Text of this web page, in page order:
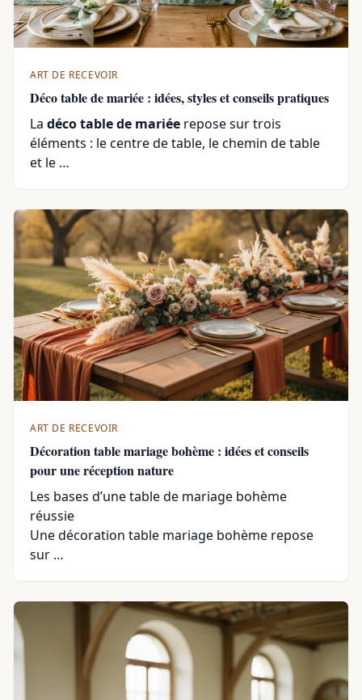
ART DE RECEVOIR
Déco table de mariée : idées, styles et conseils pratiques
La déco table de mariée repose sur trois
éléments : le centre de table, le chemin de table
et le …
ART DE RECEVOIR
Décoration table mariage bohème : idées et conseils
pour une réception nature
Les bases d’une table de mariage bohème
réussie
Une décoration table mariage bohème repose
sur …